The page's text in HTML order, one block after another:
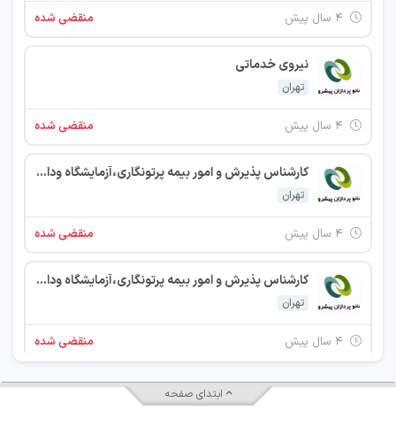
منقضی شده
نیروی خدماتی
تهران
منقضی شده
کارشناس پذیرش و امور بیمه پرتونگاری،آزمایشگاه وداروخانه
تهران
منقضی شده
کارشناس پذیرش و امور بیمه پرتونگاری،آزمایشگاه وداروخانه
تهران
منقضی شده
کارشناس پذیرش و امور بیمه پرتونگاری،آزمایشگاه وداروخانه ابتدای صفحه